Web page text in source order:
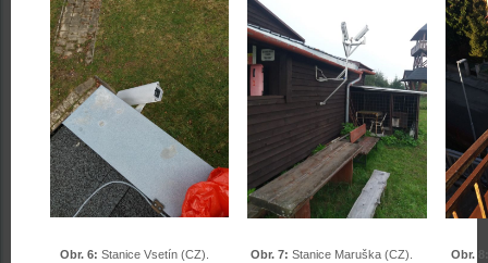
Obr. 6: Stanice Vsetín (CZ).
Obr. 7: Stanice Maruška (CZ).
Obr. 8: